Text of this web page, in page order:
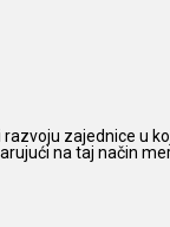
zajednice u
na taj način